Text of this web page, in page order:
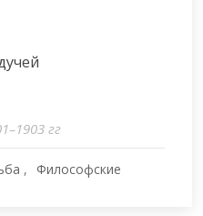
гг
Философские